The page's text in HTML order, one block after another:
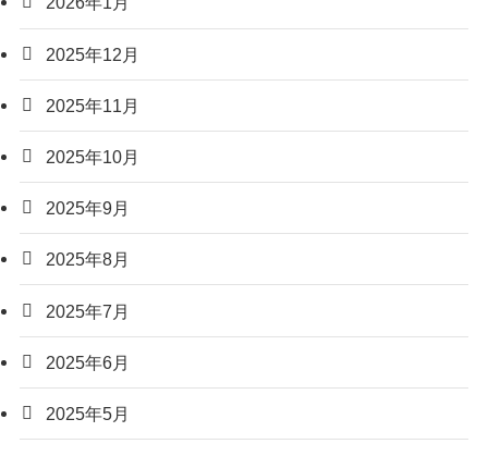
2025年12月
2025年11月
2025年10月
2025年9月
2025年8月
2025年7月
2025年6月
2025年5月